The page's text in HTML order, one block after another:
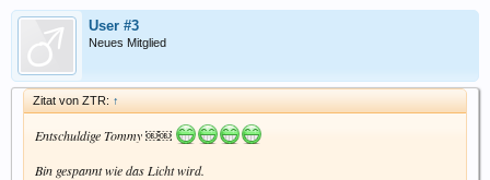
User #3
Neues Mitglied
Zitat von ZTR: ↑
Entschuldige Tommy ￼￼
Bin gespannt wie das Licht wird.